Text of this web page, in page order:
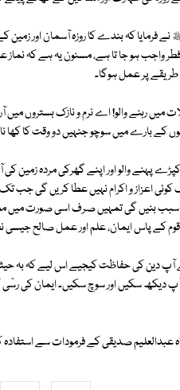
کہ بندے کا روزہ آسمان اور زمین
ہو جا تا ہے، مسنون یہ ہے کہ نماز
طریقے پر عمل ہوگا۔
رہنے والو! اے نرم و نازک بستروں میں
کے بارے میں سوچو جنہیں دو وقت کا
پہنے والو اور اپنے گھرکی مردہ زمین کی
اعزاز و اکرام نہیں عطا کریں گی جب تک
سبب بنیں گی تمہیں صرف اسی صورت میں
کے پاس ایمان، علم اور عمل صالح
دین کی حفاظت کیجیے اس لیے کہ بہ
دیکھ سکیں اور سوچ سکیں۔ ایمان کی
صدیقی کے فرمودات سے استفادہ